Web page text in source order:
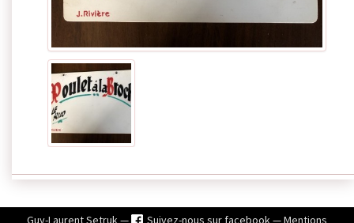
Guy-Laurent Setruk — Suivez-nous sur facebook —Mentions